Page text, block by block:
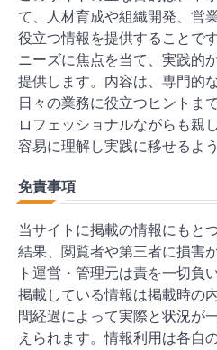
て、人材育成や組織開発、営
役立つ情報を提供することで
ニーズに焦点を当て、実践的
提供します。内容は、専門的
日々の業務に役立つヒントま
ロフェッショナルながらも親
容易に理解し実践に移せるよ
免責事項
当サイトに掲載の情報にもと
結果、閲覧者や第三者に損害
ト運営・管理元は責を一切負
掲載している情報は掲載時の
間経過によって実際と状況が
えられます。情報利用は各自